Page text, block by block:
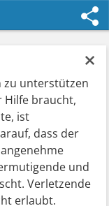
×
zu unterstützen
Hilfe braucht,
ist
dass der
und
Verletzende
erlaubt.